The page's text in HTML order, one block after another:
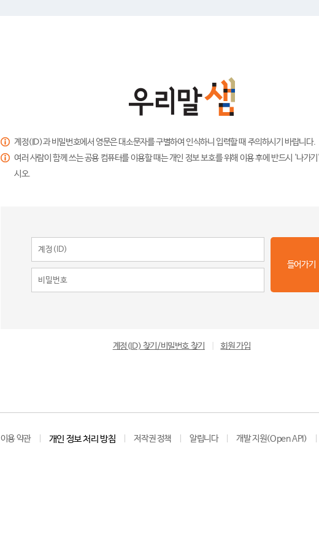
계정(ID)과 비밀번호에서 영문은 대소문자를 구별하여 인식하니 입력할 때 주의하시기 바랍니다.
여러 사람이 함께 쓰는 공용 컴퓨터를 이용할 때는 개인 정보 보호를 위해 이용 후에 반드시 '나가
시오.
들어가기
계정(ID) 찾기/비밀번호 찾기 회원 가입
이용 약관 개인 정보 처리 방침 저작권 정책 알립니다 개발 지원(Open API)